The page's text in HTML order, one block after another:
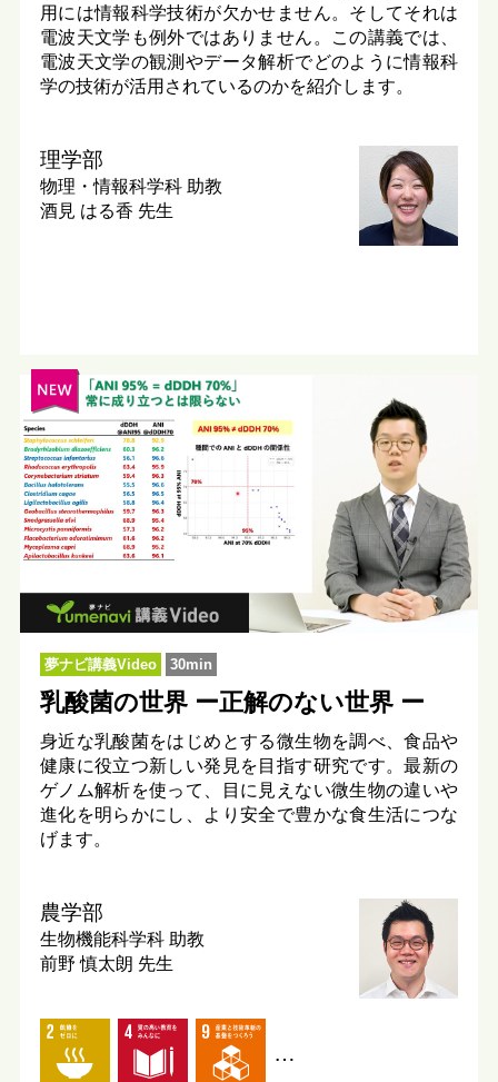
用には情報科学技術が欠かせません。そしてそれは
電波天文学も例外ではありません。この講義では、
電波天文学の観測やデータ解析でどのように情報科
学の技術が活用されているのかを紹介します。
理学部
物理・情報科学科 助教
酒見 はる香 先生
夢ナビ講義Video 30min
乳酸菌の世界 ー正解のない世界 ー
身近な乳酸菌をはじめとする微生物を調べ、食品や
健康に役立つ新しい発見を目指す研究です。最新の
ゲノム解析を使って、目に見えない微生物の違いや
進化を明らかにし、より安全で豊かな食生活につな
げます。
農学部
生物機能科学科 助教
前野 慎太朗 先生
…